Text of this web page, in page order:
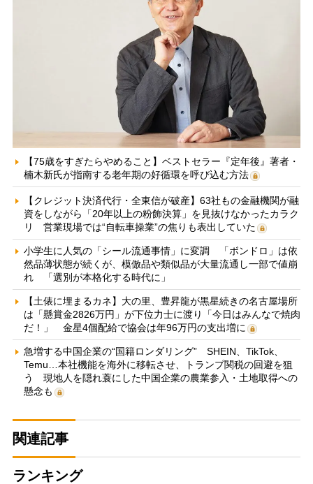
【75歳をすぎたらやめること】ベストセラー『定年後』著者・
楠木新氏が指南する老年期の好循環を呼び込む方法
【クレジット決済代行・全東信が破産】63社もの金融機関が融
資をしながら「20年以上の粉飾決算」を見抜けなかったカラク
リ 営業現場では“自転車操業”の焦りも表出していた
小学生に人気の「シール流通事情」に変調 「ボンドロ」は依
然品薄状態が続くが、模倣品や類似品が大量流通し一部で値崩
れ 「選別が本格化する時代に」
【土俵に埋まるカネ】大の里、豊昇龍が黒星続きの名古屋場所
は「懸賞金2826万円」が下位力士に渡り「今日はみんなで焼肉
だ！」 金星4個配給で協会は年96万円の支出増に
急増する中国企業の“国籍ロンダリング” SHEIN、TikTok、
Temu…本社機能を海外に移転させ、トランプ関税の回避を狙
う 現地人を隠れ蓑にした中国企業の農業参入・土地取得への
懸念も
関連記事
ランキング